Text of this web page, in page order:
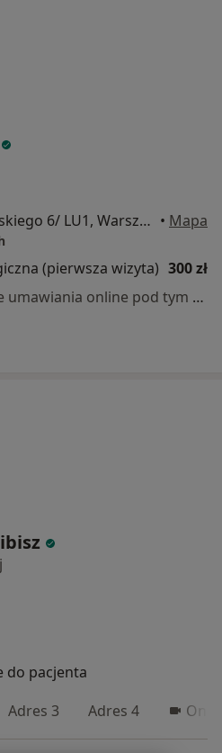
Zygmunta Modzelewskiego 6/ LU1, Warszawa • Mapa
(pierwsza wizyta) 300 zł
Specjalista nie oferuje umawiania online pod tym adresem.
do pacjenta
Adres 3 Adres 4